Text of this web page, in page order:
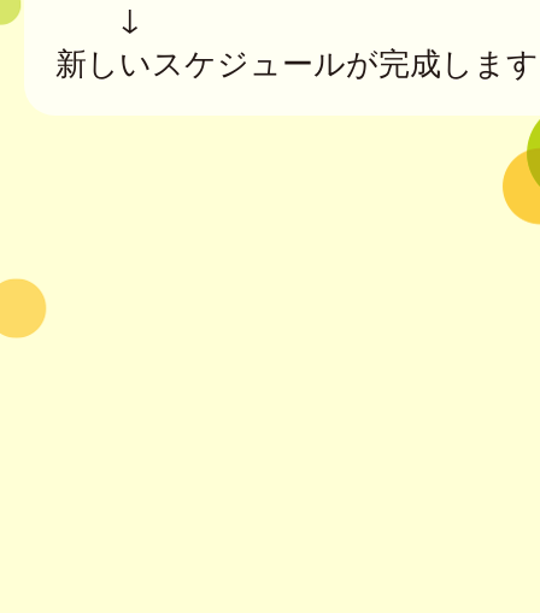
↓
新しいスケジュールが完成しま